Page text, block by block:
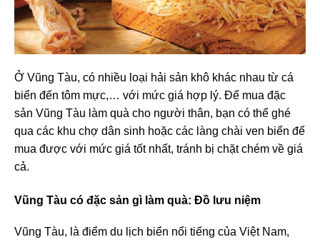
Ở Vũng Tàu, có nhiều loại hải sản khô khác nhau từ cá
biển đến tôm mực,… với mức giá hợp lý. Để mua đặc
sản Vũng Tàu làm quà cho người thân, bạn có thể ghé
qua các khu chợ dân sinh hoặc các làng chài ven biển để
mua được với mức giá tốt nhất, tránh bị chặt chém về giá
cả.
Vũng Tàu có đặc sản gì làm quà: Đồ lưu niệm
Vũng Tàu, là điểm du lịch biển nổi tiếng của Việt Nam,